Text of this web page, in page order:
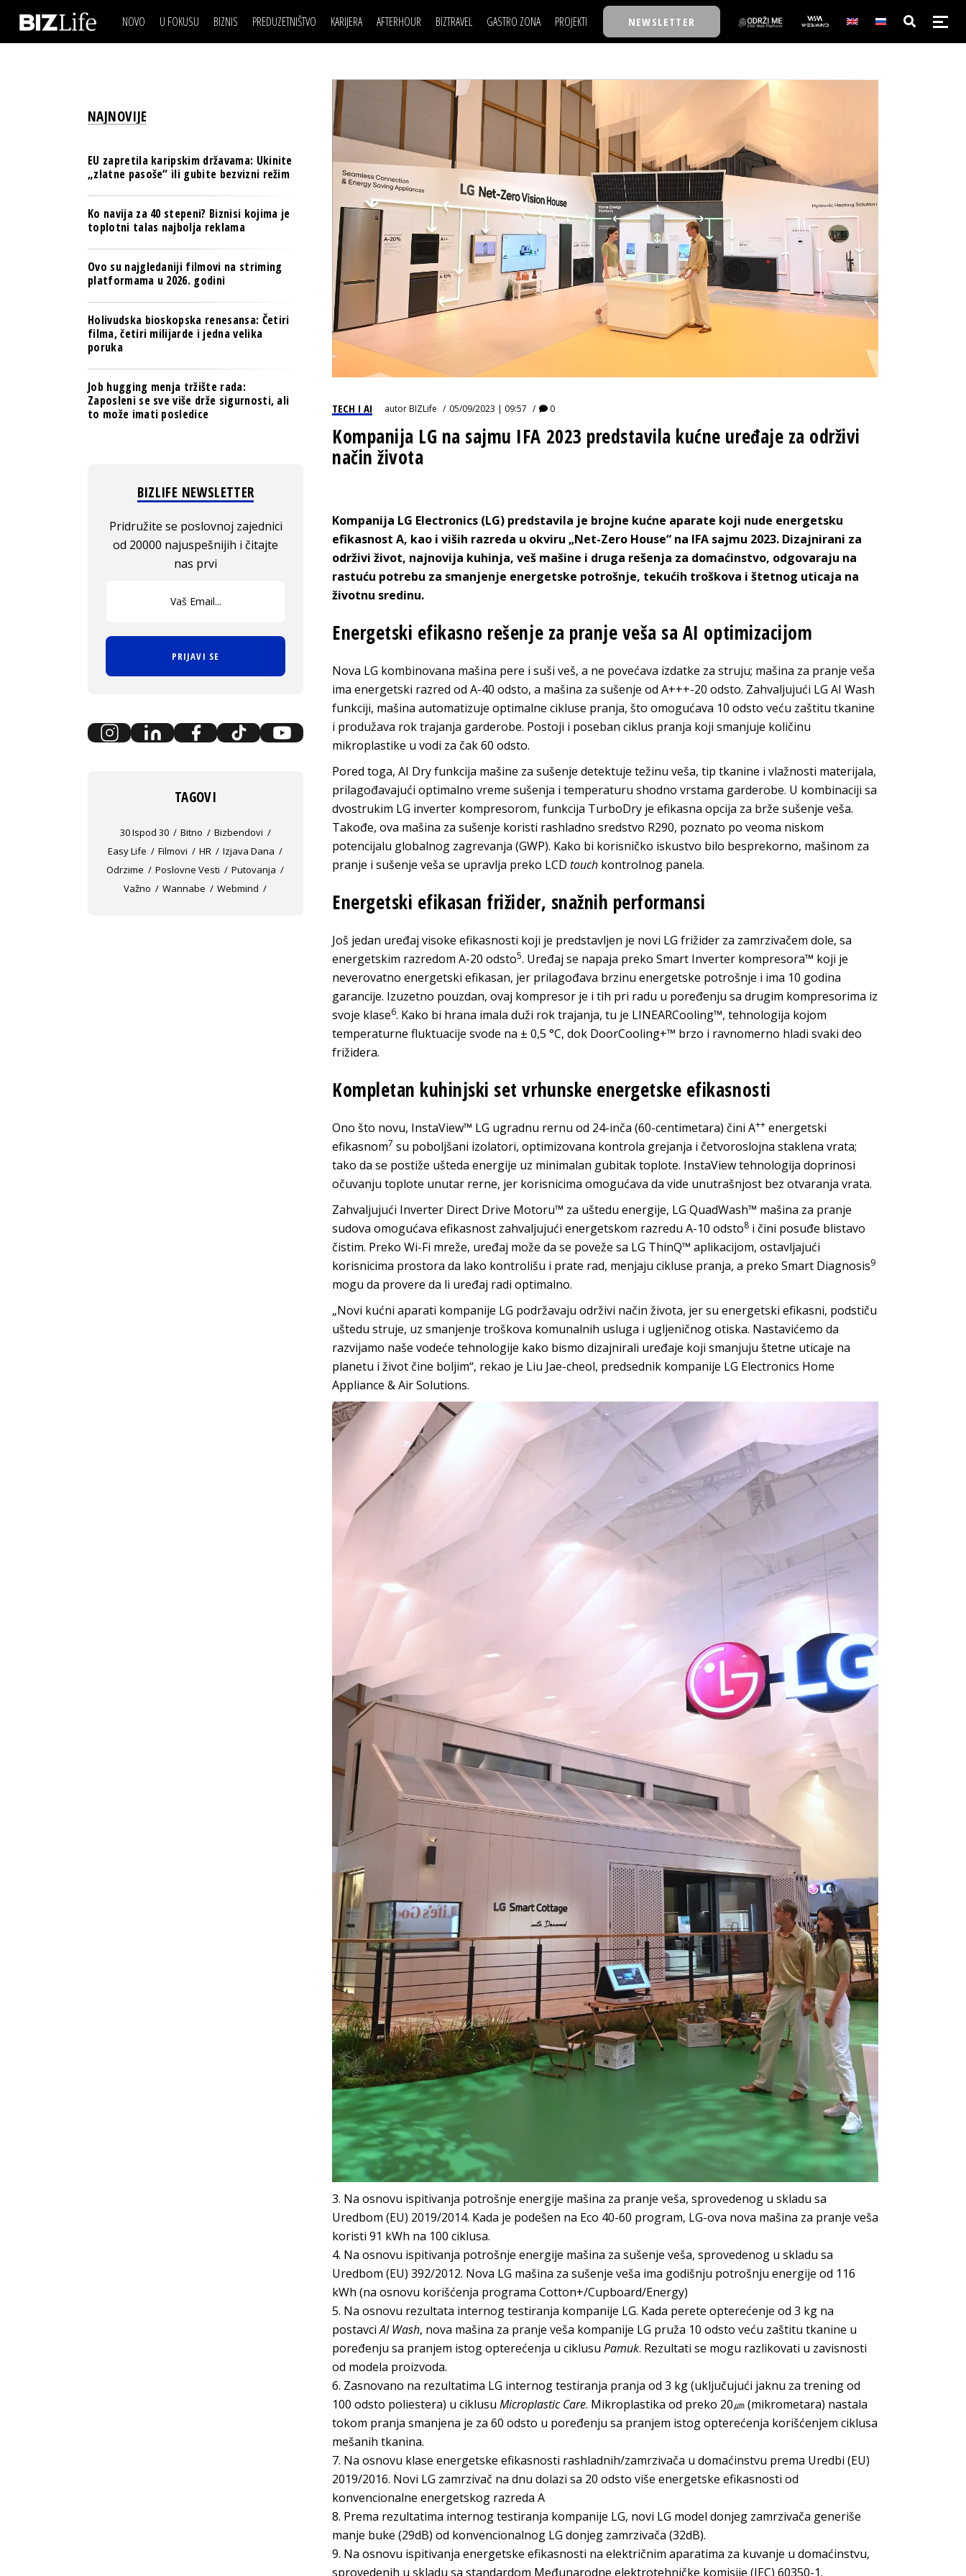
NOVO U FOKUSU BIZNIS
BANKE
OSIGURANJE
TECH I AI
BIZNIS & SPORT
PULS REGIONA
NOVO NA RAFU
PREDUZETNIŠTVO KARIJERA
USAVRŠAVANJE
KNOW-HOW
AFTERHOUR
KNJIGE
AUTO SVET
STIL
WELLBEING
BIZTRAVEL GASTRO ZONA PROJEKTI
TASTY TALKS
30 ISPOD 30
BACK TO OFFICE/SCHOOL
BIZBENDOVI
BIZKOLEGIJUM
BMW BIZNIS LIGA
BIZLIFE WEEK
IZJAVA GODINE
NEWSLETTER
IZJAVA DANABIZNIS SCENA
BREND I KOMUNIKACIJE
OSIGURANJE
TECH I AI
PULS REGIONA
POSAO
MOJ UGAO
USAVRŠAVANJE
FILM I SCENA
AUTO SVET
STIL
WELLBEING
NAJKOLEGA
30 ISPOD 30
BACK TO OFFICE/SCHOOL
BIZBENDOVI
BIZKOLEGIJUM
BMW BIZNIS LIGA
BIZLIFE WEEK
IZJAVA GODINE
TECH I AI autorBIZLife 05/09/2023 | 09:57 0
Kompanija LG na sajmu IFA 2023 predstavila kućne uređaje za održivi
način života
Kompanija LG Electronics (LG) predstavila je brojne kućne aparate koji nude energetsku
efikasnost A, kao i viših razreda u okviru „Net-Zero House“ na IFA sajmu 2023. Dizajnirani za
održivi život, najnovija kuhinja, veš mašine i druga rešenja za domaćinstvo, odgovaraju na
rastuću potrebu za smanjenje energetske potrošnje, tekućih troškova i štetnog uticaja na
životnu sredinu.
Energetski efikasno rešenje za pranje veša sa AI optimizacijom
Nova LG kombinovana mašina pere i suši veš, a ne povećava izdatke za struju; mašina za pranje veša
ima energetski razred od A-40 odsto, a mašina za sušenje od A+++-20 odsto. Zahvaljujući LG AI Wash
funkciji, mašina automatizuje optimalne cikluse pranja, što omogućava 10 odsto veću zaštitu tkanine
i produžava rok trajanja garderobe. Postoji i poseban ciklus pranja koji smanjuje količinu
mikroplastike u vodi za čak 60 odsto.
Pored toga, AI Dry funkcija mašine za sušenje detektuje težinu veša, tip tkanine i vlažnosti materijala,
prilagođavajući optimalno vreme sušenja i temperaturu shodno vrstama garderobe. U kombinaciji sa
dvostrukim LG inverter kompresorom, funkcija TurboDry je efikasna opcija za brže sušenje veša.
Takođe, ova mašina za sušenje koristi rashladno sredstvo R290, poznato po veoma niskom
potencijalu globalnog zagrevanja (GWP). Kako bi korisničko iskustvo bilo besprekorno, mašinom za
pranje i sušenje veša se upravlja preko LCD touch kontrolnog panela.
Energetski efikasan frižider, snažnih performansi
Još jedan uređaj visoke efikasnosti koji je predstavljen je novi LG frižider za zamrzivačem dole, sa
energetskim razredom А-20 odsto5. Uređaj se napaja preko Smart Inverter kompresora™ koji je
neverovatno energetski efikasan, jer prilagođava brzinu energetske potrošnje i ima 10 godina
garancije. Izuzetno pouzdan, ovaj kompresor je i tih pri radu u poređenju sa drugim kompresorima iz
svoje klase6. Kako bi hrana imala duži rok trajanja, tu je LINEARCooling™, tehnologija kojom
temperaturne fluktuacije svode na ± 0,5 °C, dok DoorCooling+™ brzo i ravnomerno hladi svaki deo
frižidera.
Kompletan kuhinjski set vrhunske energetske efikasnosti
Ono što novu, InstaView™ LG ugradnu rernu od 24-inča (60-centimetara) čini A++ energetski
efikasnom7 su poboljšani izolatori, optimizovana kontrola grejanja i četvoroslojna staklena vrata;
tako da se postiže ušteda energije uz minimalan gubitak toplote. InstaView tehnologija doprinosi
očuvanju toplote unutar rerne, jer korisnicima omogućava da vide unutrašnjost bez otvaranja vrata.
Zahvaljujući Inverter Direct Drive Motoru™ za uštedu energije, LG QuadWash™ mašina za pranje
sudova omogućava efikasnost zahvaljujući energetskom razredu A-10 odsto8 i čini posuđe blistavo
čistim. Preko Wi-Fi mreže, uređaj može da se poveže sa LG ThinQ™ aplikacijom, ostavljajući
korisnicima prostora da lako kontrolišu i prate rad, menjaju cikluse pranja, a preko Smart Diagnosis9
mogu da provere da li uređaj radi optimalno.
„Novi kućni aparati kompanije LG podržavaju održivi način života, jer su energetski efikasni, podstiču
uštedu struje, uz smanjenje troškova komunalnih usluga i ugljeničnog otiska. Nastavićemo da
razvijamo naše vodeće tehnologije kako bismo dizajnirali uređaje koji smanjuju štetne uticaje na
planetu i život čine boljim“, rekao je Liu Jae-cheol, predsednik kompanije LG Electronics Home
Appliance & Air Solutions.
Na osnovu ispitivanja potrošnje energije mašina za pranje veša, sprovedenog u skladu sa
Uredbom (EU) 2019/2014. Kada je podešen na Eco 40-60 program, LG-ova nova mašina za pranje veša
koristi 91 kWh na 100 ciklusa.
Na osnovu ispitivanja potrošnje energije mašina za sušenje veša, sprovedenog u skladu sa
Uredbom (EU) 392/2012. Nova LG mašina za sušenje veša ima godišnju potrošnju energije od 116
kWh (na osnovu korišćenja programa Cotton+/Cupboard/Energy)
Na osnovu rezultata internog testiranja kompanije LG. Kada perete opterećenje od 3 kg na
postavciAI Wash, nova mašina za pranje veša kompanije LG pruža 10 odsto veću zaštitu tkanine u
poređenju sa pranjem istog opterećenja u ciklusu Pamuk. Rezultati se mogu razlikovati u zavisnosti
od modela proizvoda.
Zasnovano na rezultatima LG internog testiranja pranja od 3 kg (uključujući jaknu za trening od
100 odsto poliestera) u ciklusu Microplastic Care. Mikroplastika od preko 20㎛ (mikrometara) nastala
tokom pranja smanjena je za 60 odsto u poređenju sa pranjem istog opterećenja korišćenjem ciklusa
mešanih tkanina.
Na osnovu klase energetske efikasnosti rashladnih/zamrzivača u domaćinstvu prema Uredbi (EU)
2019/2016. Novi LG zamrzivač na dnu dolazi sa 20 odsto više energetske efikasnosti od
konvencionalne energetskog razreda A
Prema rezultatima internog testiranja kompanije LG, novi LG model donjeg zamrzivača generiše
manje buke (29dB) od konvencionalnog LG donjeg zamrzivača (32dB).
Na osnovu ispitivanja energetske efikasnosti na električnim aparatima za kuvanje u domaćinstvu,
sprovedenih u skladu sa standardom Međunarodne elektrotehničke komisije (IEC) 60350-1.
NAJNOVIJE
EU zapretila karipskim državama: Ukinite
„zlatne pasoše“ ili gubite bezvizni režim
Ko navija za 40 stepeni? Biznisi kojima je
toplotni talas najbolja reklama
Ovo su najgledaniji filmovi na striming
platformama u 2026. godini
Holivudska bioskopska renesansa: Četiri
filma, četiri milijarde i jedna velika
poruka
Job hugging menja tržište rada:
Zaposleni se sve više drže sigurnosti, ali
to može imati posledice
BIZLIFE NEWSLETTER
Pridružite se poslovnoj zajednici
od 20000 najuspešnijih i čitajte
nas prvi
PRIJAVI SE
TAGOVI
30 Ispod 30 Bitno
Bizbendovi
Easy Life
Filmovi HR
Izjava Dana
Odrzime
Poslovne Vesti
Putovanja
Važno
Wannabe Webmind